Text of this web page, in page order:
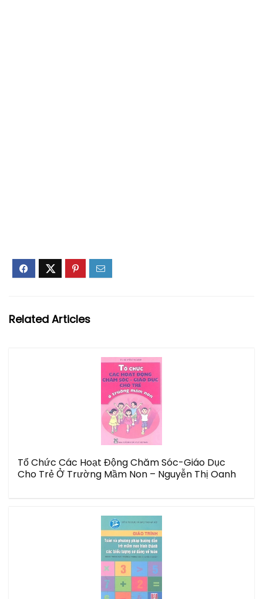
Related Articles
Tổ Chức Các Hoạt Động Chăm Sóc-Giáo Dục
Cho Trẻ Ở Trường Mầm Non – Nguyễn Thị Oanh